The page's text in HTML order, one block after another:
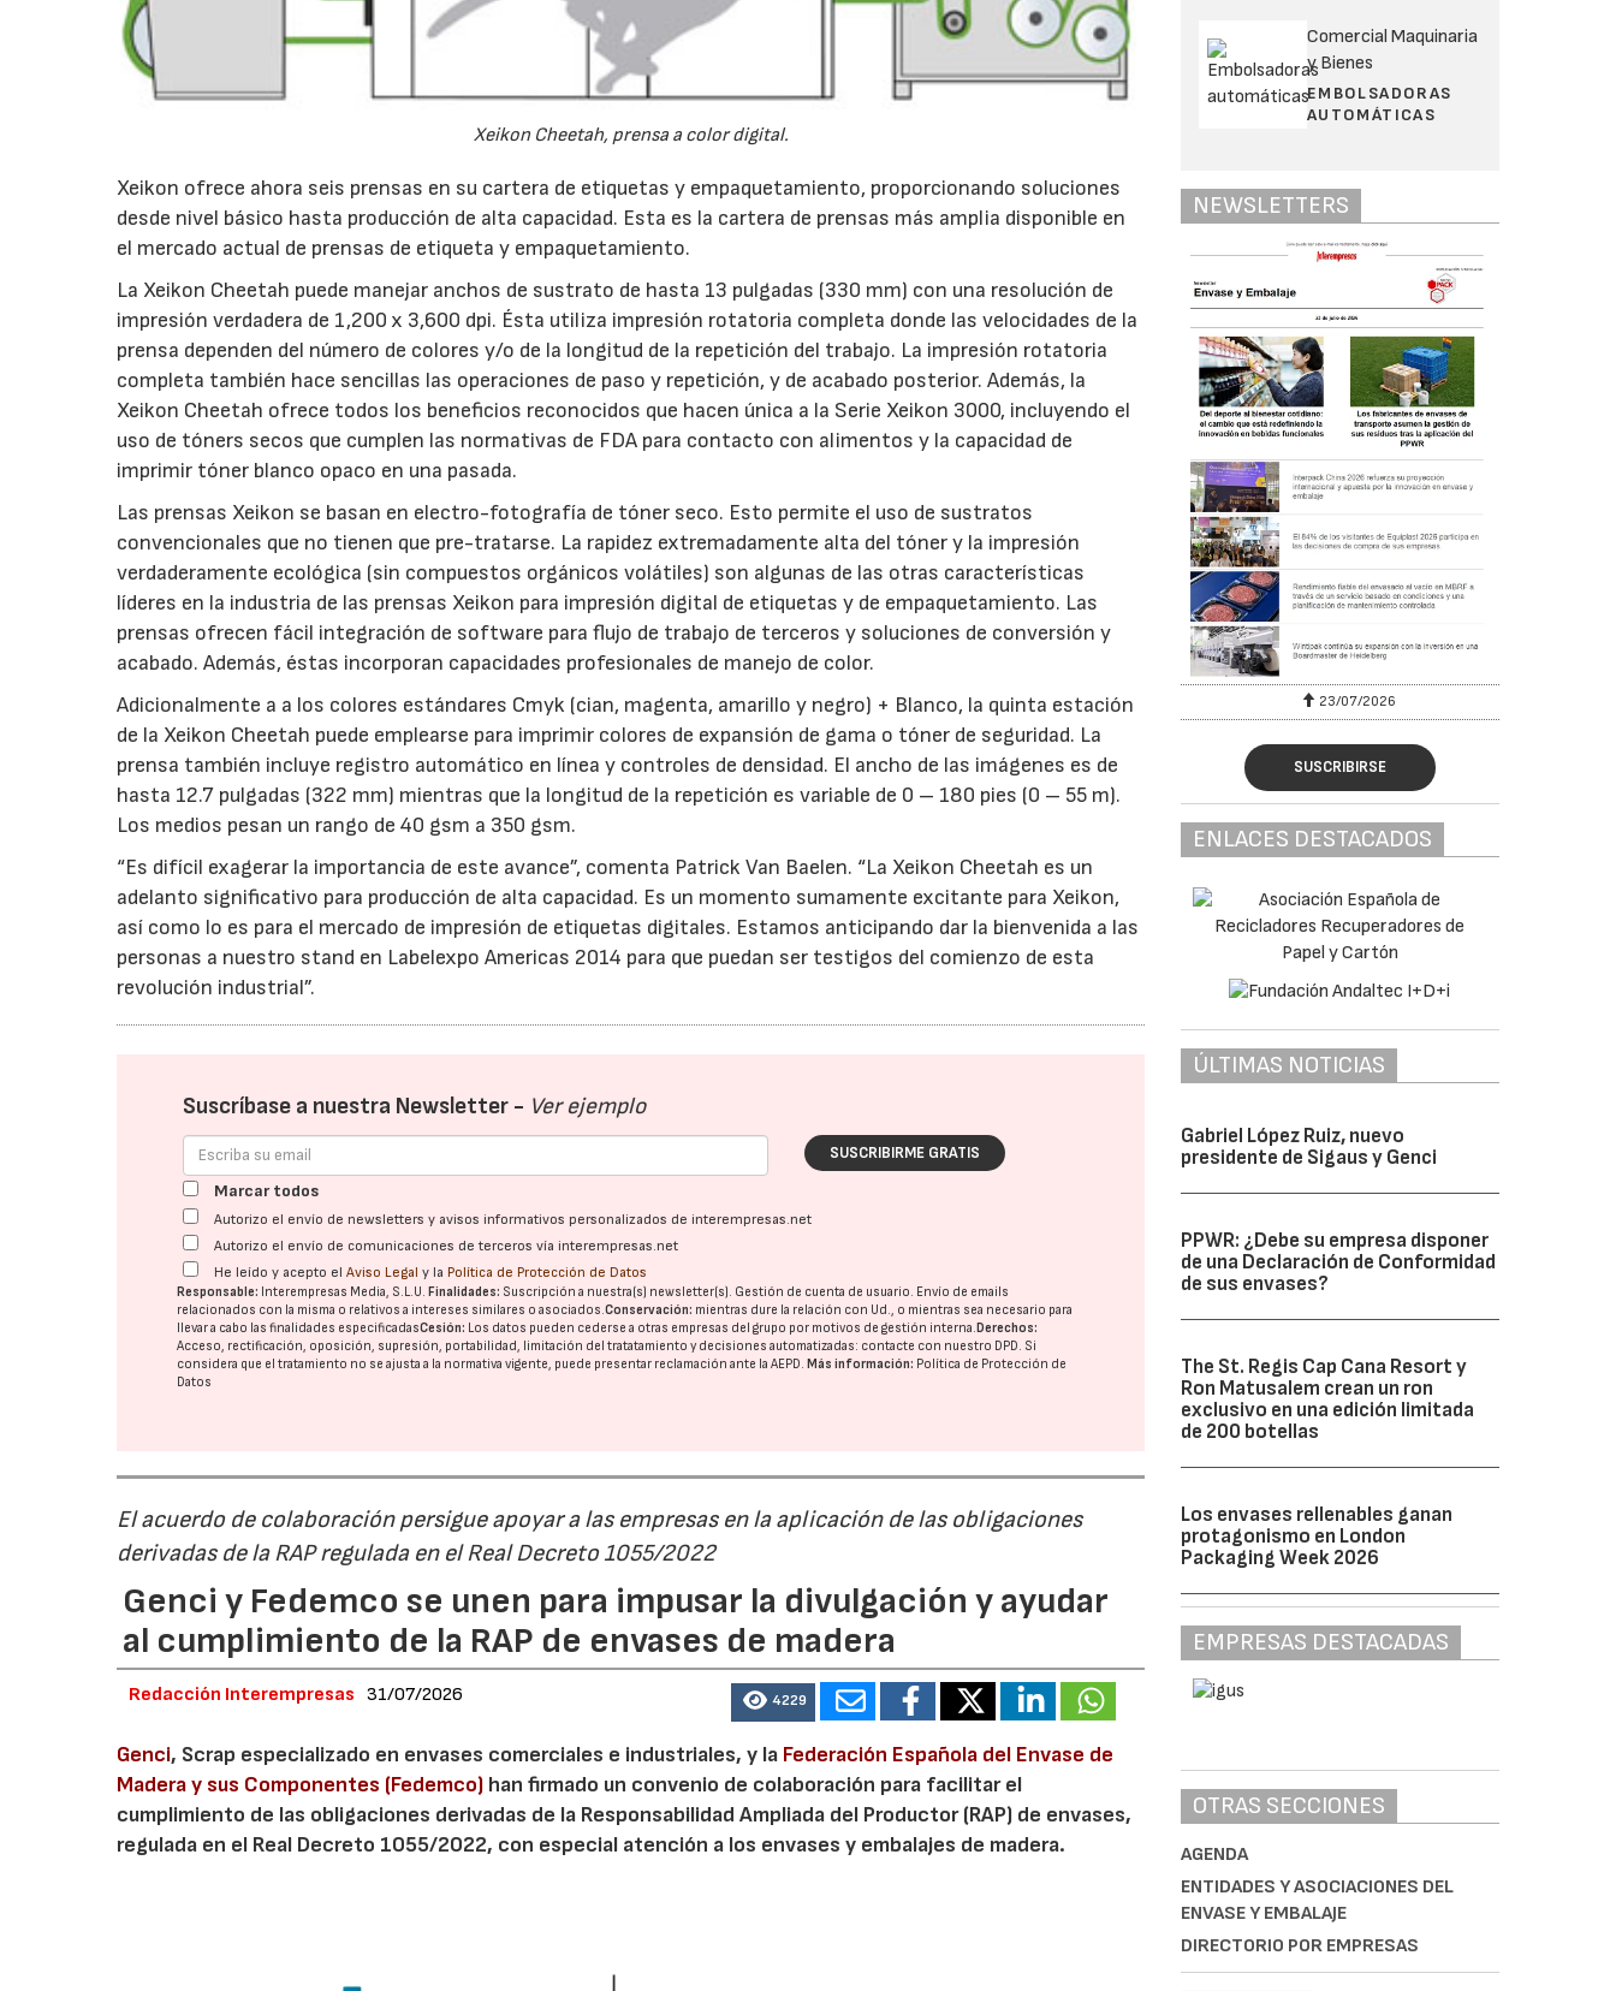
Xeikon Cheetah, prensa a color digital.
Xeikon ofrece ahora seis prensas en su cartera de etiquetas y empaquetamiento, proporcionando soluciones
desde nivel básico hasta producción de alta capacidad. Esta es la cartera de prensas más amplia disponible en
el mercado actual de prensas de etiqueta y empaquetamiento.
La Xeikon Cheetah puede manejar anchos de sustrato de hasta 13 pulgadas (330 mm) con una resolución de
impresión verdadera de 1,200 x 3,600 dpi. Ésta utiliza impresión rotatoria completa donde las velocidades de la
prensa dependen del número de colores y/o de la longitud de la repetición del trabajo. La impresión rotatoria
completa también hace sencillas las operaciones de paso y repetición, y de acabado posterior. Además, la
Xeikon Cheetah ofrece todos los beneficios reconocidos que hacen única a la Serie Xeikon 3000, incluyendo el
uso de tóners secos que cumplen las normativas de FDA para contacto con alimentos y la capacidad de
imprimir tóner blanco opaco en una pasada.
Las prensas Xeikon se basan en electro-fotografía de tóner seco. Esto permite el uso de sustratos
convencionales que no tienen que pre-tratarse. La rapidez extremadamente alta del tóner y la impresión
verdaderamente ecológica (sin compuestos orgánicos volátiles) son algunas de las otras características
líderes en la industria de las prensas Xeikon para impresión digital de etiquetas y de empaquetamiento. Las
prensas ofrecen fácil integración de software para flujo de trabajo de terceros y soluciones de conversión y
acabado. Además, éstas incorporan capacidades profesionales de manejo de color.
Adicionalmente a a los colores estándares Cmyk (cian, magenta, amarillo y negro) + Blanco, la quinta estación
de la Xeikon Cheetah puede emplearse para imprimir colores de expansión de gama o tóner de seguridad. La
prensa también incluye registro automático en línea y controles de densidad. El ancho de las imágenes es de
hasta 12.7 pulgadas (322 mm) mientras que la longitud de la repetición es variable de 0 – 180 pies (0 – 55 m).
Los medios pesan un rango de 40 gsm a 350 gsm.
“Es difícil exagerar la importancia de este avance”, comenta Patrick Van Baelen. “La Xeikon Cheetah es un
adelanto significativo para producción de alta capacidad. Es un momento sumamente excitante para Xeikon,
así como lo es para el mercado de impresión de etiquetas digitales. Estamos anticipando dar la bienvenida a las
personas a nuestro stand en Labelexpo Americas 2014 para que puedan ser testigos del comienzo de esta
revolución industrial”.
Suscríbase a nuestra Newsletter - Ver ejemplo
SUSCRIBIRME GRATIS
Marcar todos
Autorizo el envío de newsletters y avisos informativos personalizados de interempresas.net
Autorizo el envío de comunicaciones de terceros vía interempresas.net
He leído y acepto elAviso Legal y la Política de Protección de Datos
Responsable: Interempresas Media, S.L.U.Finalidades: Suscripción a nuestra(s) newsletter(s). Gestión de cuenta de usuario. Envío de emails
relacionados con la misma o relativos a intereses similares o asociados.Conservación: mientras dure la relación con Ud., o mientras sea necesario para
llevar a cabo las finalidades especificadasCesión: Los datos pueden cederse a otras empresas del grupo por motivos de gestión interna.Derechos:
Acceso, rectificación, oposición, supresión, portabilidad, limitación del tratatamiento y decisiones automatizadas: contacte con nuestro DPD . Si
considera que el tratamiento no se ajusta a la normativa vigente, puede presentar reclamación ante laAEPD .Más información: Política de Protección de
Datos
El acuerdo de colaboración persigue apoyar a las empresas en la aplicación de las obligaciones
derivadas de la RAP regulada en el Real Decreto 1055/2022
Genci y Fedemco se unen para impusar la divulgación y ayudar
al cumplimiento de la RAP de envases de madera
Redacción Interempresas 31/07/2026 4229
Genci, Scrap especializado en envases comerciales e industriales, y la Federación Española del Envase de
Madera y sus Componentes (Fedemco) han firmado un convenio de colaboración para facilitar el
cumplimiento de las obligaciones derivadas de la Responsabilidad Ampliada del Productor (RAP) de envases,
regulada en el Real Decreto 1055/2022, con especial atención a los envases y embalajes de madera.
Comercial Maquinaria
y Bienes
EMBOLSADORAS
AUTOMÁTICAS
NEWSLETTERS
23/07/2026 30/07/2026 23/07/2026
SUSCRIBIRSE
ENLACES DESTACADOS
ÚLTIMAS NOTICIAS
Gabriel López Ruiz, nuevo
presidente de Sigaus y Genci
PPWR: ¿Debe su empresa disponer
de una Declaración de Conformidad
de sus envases?
The St. Regis Cap Cana Resort y
Ron Matusalem crean un ron
exclusivo en una edición limitada
de 200 botellas
Los envases rellenables ganan
protagonismo en London
Packaging Week 2026
EMPRESAS DESTACADAS
OTRAS SECCIONES
AGENDA
ENTIDADES Y ASOCIACIONES DEL
ENVASE Y EMBALAJE
DIRECTORIO POR EMPRESAS